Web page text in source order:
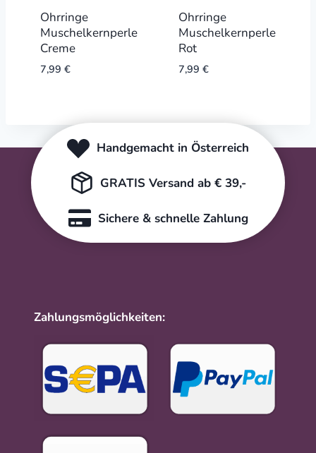
Ohrringe
Muschelkernperle
Creme
7,99 €
Ohrringe
Muschelkernperle
Rot
7,99 €
Handgemacht in Österreich
GRATIS Versand ab € 39,-
Sichere & schnelle Zahlung
Zahlungsmöglichkeiten: